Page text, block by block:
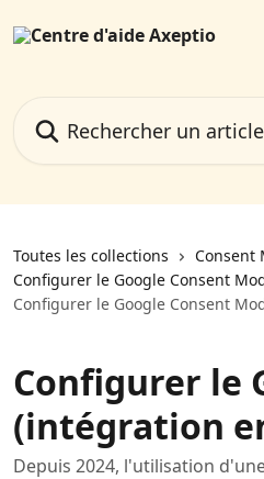
Toutes les collections
Consent
Configurer le Google Consent
Configurer le Google Consent
Configurer le
(intégration
Depuis 2024, l'utilisation